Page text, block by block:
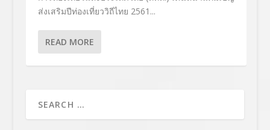
ส่งเสริมปีท่องเที่ยววิถีไทย 2561...
READ MORE